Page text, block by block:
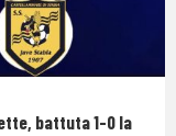
battuta 1-0 la